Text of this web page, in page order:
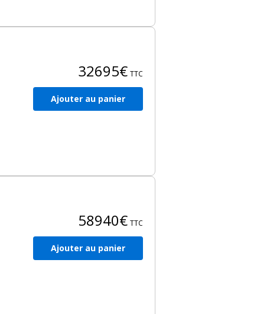
32695€ TTC
Ajouter au panier
58940€ TTC
Ajouter au panier